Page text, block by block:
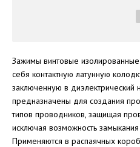
Зажимы винтовые
себя контактную латунную
заключенную в диэлектрический
предназначены для создания
типов проводников, защищая
исключая возможность
Применяются в распаячных